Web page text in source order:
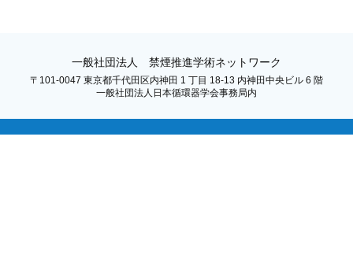
一般社団法人 禁煙推進学術ネットワーク
〒101-0047 東京都千代田区内神田 1 丁目 18-13 内神田中央ビル 6 階
一般社団法人日本循環器学会事務局内